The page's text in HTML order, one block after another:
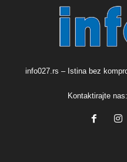
info027.rs – Istina bez
Kontaktirajte nas: